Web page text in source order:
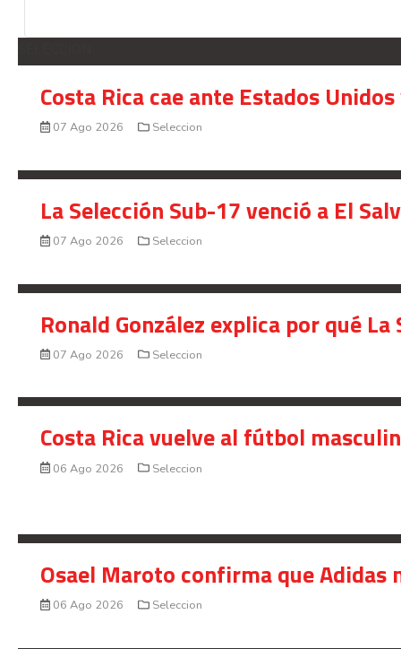
Costa Rica cae ante Estados
07 Ago 2026 Seleccion
La Selección Sub-17 venció a El
07 Ago 2026 Seleccion
Ronald González explica por qué
07 Ago 2026 Seleccion
Costa Rica vuelve al fútbol
06 Ago 2026 Seleccion
Osael Maroto confirma que Adidas
06 Ago 2026 Seleccion